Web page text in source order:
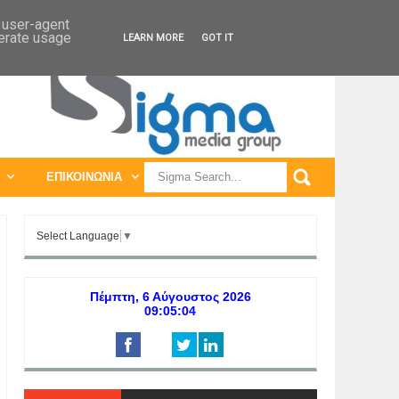
ΠΑΓΚΟΣΜΙΕΣ ΕΚΘΕΣΕΙΣ
ΕΠΙΚΟΙΝΩΝΙΑ
Select Language ▼
agent
usage LEARN MORE GOT IT